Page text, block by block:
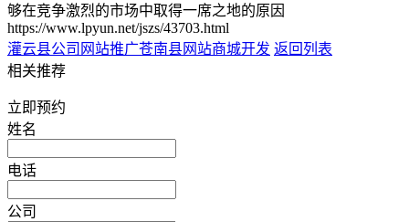
够在竞争激烈的市场中取得一席之地的原因
https://www.lpyun.net/jszs/43703.html
灌云县公司网站推广苍南县网站商城开发 返回列表
相关推荐
立即预约
姓名
电话
公司